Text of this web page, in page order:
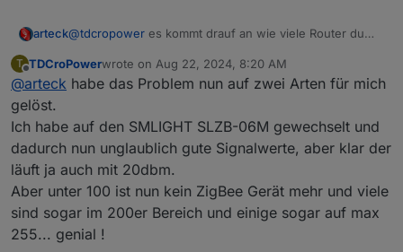
arteck@tdcropower es kommt drauf an wie viele Router du
aber es gilt so klein wie möglich so gross wie nötig
damit das Netz über die Router geht
T
Offline
TDCroPowerwrote on Aug 22, 2024, 8:20 AM
last edited by
@arteck habe das Problem nun auf zwei Arten für mich
gelöst.
Ich habe auf den SMLIGHT SLZB-06M gewechselt und
dadurch nun unglaublich gute Signalwerte, aber klar der
läuft ja auch mit 20dbm.
Aber unter 100 ist nun kein ZigBee Gerät mehr und viele
sind sogar im 200er Bereich und einige sogar auf max
255... genial !